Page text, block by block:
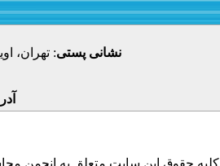
نشانی پستی: تهران،
کلیه حقوق این سایت متعلق به انجمن